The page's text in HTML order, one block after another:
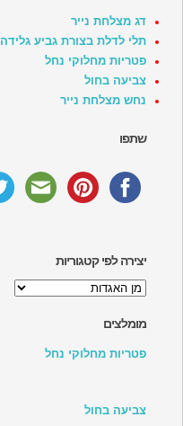
דג מצלחת נייר
תלי לדלת בצורת גביע גלידה
פטריות מחלוקי נחל
צביעה בחול
נחש מצלחת נייר
שתפו
יצירה לפי קטגוריות
יצירה
קטגוריות
מומלצים
פטריות מחלוקי נחל
צביעה בחול